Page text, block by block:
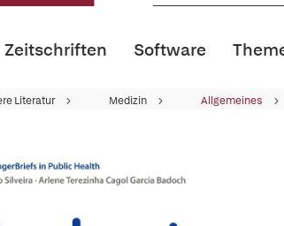
Zeitschriften Software
Literatur Medizin Allgemeines